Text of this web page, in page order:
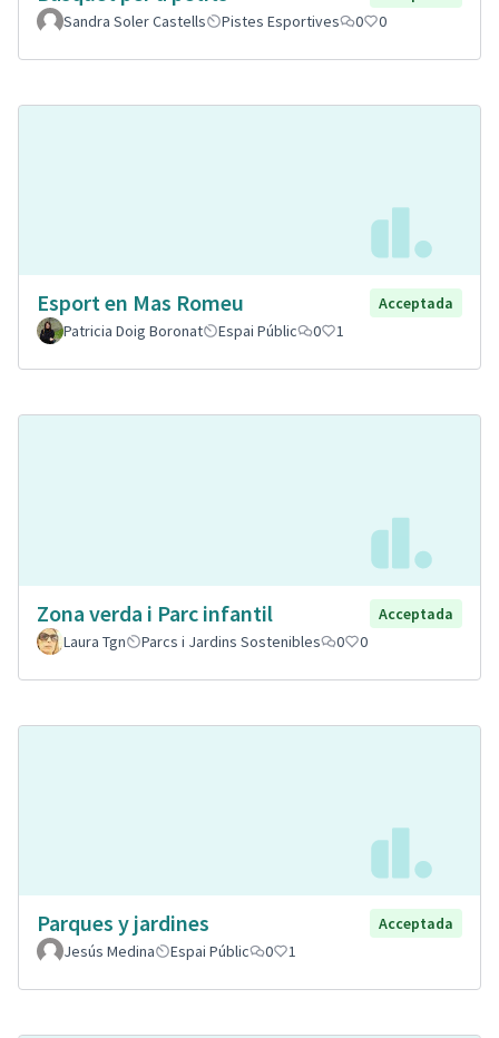
Sandra Soler Castells
Pistes Esportives 0 0
Esport en Mas Romeu
Acceptada
Patricia Doig Boronat
Espai Públic 0 1
Zona verda i Parc infantil
Acceptada
Laura Tgn
Parcs i Jardins Sostenibles 0 0
Parques y jardines
Acceptada
Jesús Medina
Espai Públic 0 1